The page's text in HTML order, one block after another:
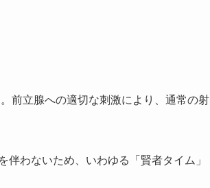
前立腺への適切な刺激により、通常の射
わないため、いわゆる「賢者タイム」